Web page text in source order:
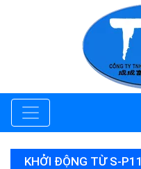
KHỞI ĐỘNG TỪ S-P11